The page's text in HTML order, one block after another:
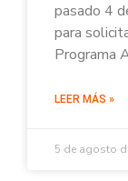
pasado 4
para
Programa
LEER MÁS »
5 de agosto